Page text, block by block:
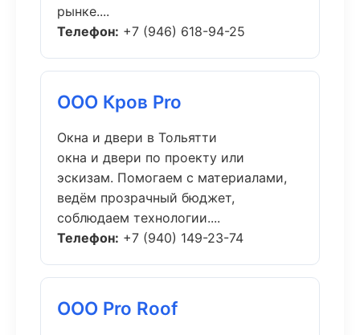
рынке....
Телефон: +7 (946) 618-94-25
ООО Кров Pro
Окна и двери в Тольятти
окна и двери по проекту или
эскизам. Помогаем с материалами,
ведём прозрачный бюджет,
соблюдаем технологии....
Телефон: +7 (940) 149-23-74
ООО Pro Roof